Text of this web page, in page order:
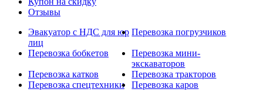
Отзывы
Эвакуатор с НДС для юр
лиц
Перевозка погрузчиков
Перевозка бобкетов
Перевозка мини-
экскаваторов
Перевозка катков
Перевозка тракторов
Перевозка спецтехники
Перевозка каров